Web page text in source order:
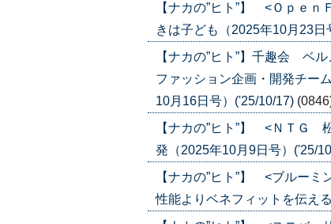
【ナカの”ヒト”】 <Ｏｐｅ
きは子ども（2025年10月23日
【ナカの”ヒト”】千趣会 ベ
ファッション企画・開発チー
10月16日号）('25/10/17)
【ナカの”ヒト”】 <ＮＴＧ
発（2025年10月9日号）('25/
【ナカの”ヒト”】 <ブルー
性能よりベネフィットを伝え